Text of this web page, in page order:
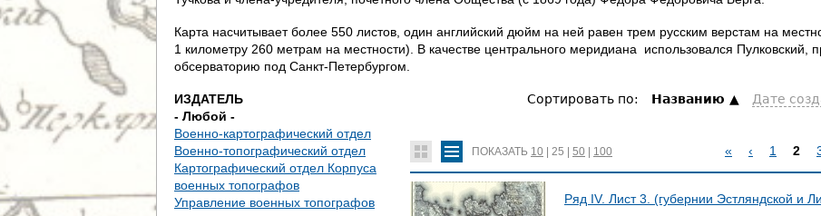
з
д
с
ь
Карта насчитывает более 550 листов, один английский дюйм на ней равен трем русским верстам на
1 километру 260 метрам на местности). В качестве центрального меридиана использовался Пулковский,
обсерваторию под Санкт-Петербургом.
ИЗДАТЕЛЬ
- Любой -
Военно-картографический отдел
Военно-топографический отдел
Картографический отдел Корпуса
военных топографов
Управление военных топографов
Сортировать по: Hазванию Дате
ПОКАЗАТЬ 10 | 25 | 50 | 100
С
« ‹ 1 2
Ряд IV. Лист 3. (губернии Эстляндской и